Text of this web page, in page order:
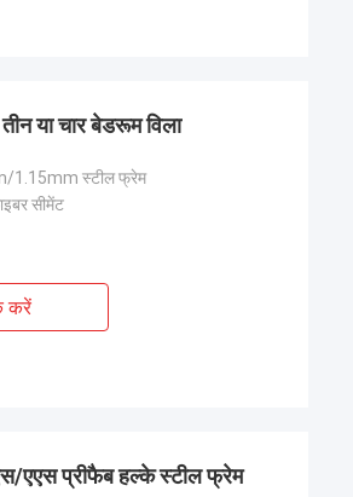
या चार बेडरूम विला
1.15mm स्टील फ्रेम
सीमेंट
करें
एएस प्रीफैब हल्के स्टील फ्रेम